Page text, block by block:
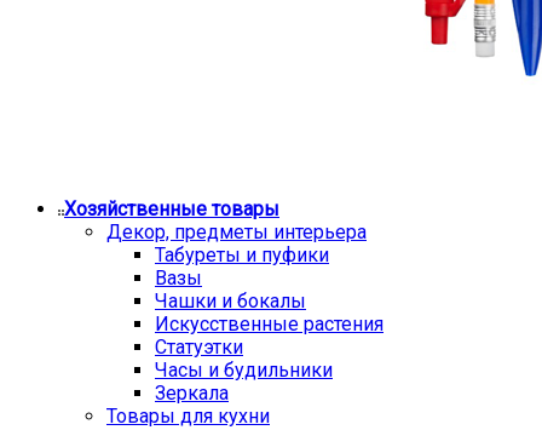
Хозяйственные товары
Декор, предметы интерьера
Табуреты и пуфики
Вазы
Чашки и бокалы
Искусственные растения
Статуэтки
Часы и будильники
Зеркала
Товары для кухни